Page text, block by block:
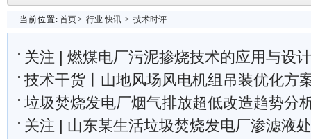
当前位置: 首页> 行业 快讯 > 技术时评
关注 | 燃煤电厂污泥掺烧技术的应用与设
技术干货丨山地风场风电机组吊装优化方
垃圾焚烧发电厂烟气排放超低改造趋势分
关注 | 山东某生活垃圾焚烧发电厂渗滤液处理工